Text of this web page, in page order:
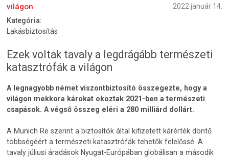
világon
2022 január 14.
Kategória:
Lakásbiztosítás
Ezek voltak tavaly a legdrágább természeti
katasztrófák a világon
A legnagyobb német viszontbiztosító összegezte, hogy a
világon mekkora károkat okoztak 2021-ben a természeti
csapások. A végső összeg eléri a 280 milliárd dollárt.
A Munich Re szerint a biztosítók által kifizetett kárérték döntő
többségéért a természeti katasztrófák tehetők felelőssé. A
tavaly júliusi áradások Nyugat-Európában globálisan a második